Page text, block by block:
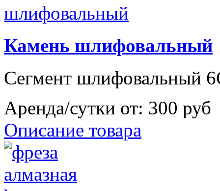
Камень шлифовальный
Сегмент шлифовальный
Аренда/сутки от: 300 руб
Описание товара